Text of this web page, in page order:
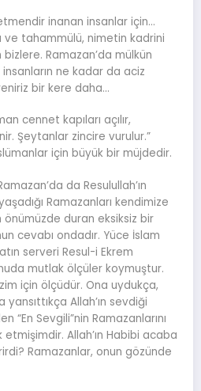
inanan insanlar için…
ve tahammülü, nimetin kadrini
Ramazan’da mülkün
ne kadar da aciz
bir kere daha…
cennet kapıları açılır,
Şeytanlar zincire vurulur.”
için büyük bir müjdedir.
da Resulullah’ın
Ramazanları kendimize
önümüzde duran eksiksiz bir
cevabı ondadır. Yüce İslam
serveri Resul-i Ekrem
mutlak ölçüler koymuştur.
için ölçüdür. Ona uydukça,
yansıttıkça Allah’ın sevdiği
“En Sevgili”nin Ramazanlarını
Allah’ın Habibi acaba
Ramazanlar, onun gözünde